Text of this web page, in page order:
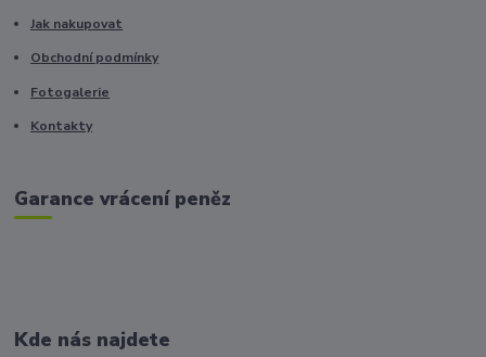
Jak nakupovat
Obchodní podmínky
Fotogalerie
Kontakty
Garance vrácení peněz
Kde nás najdete